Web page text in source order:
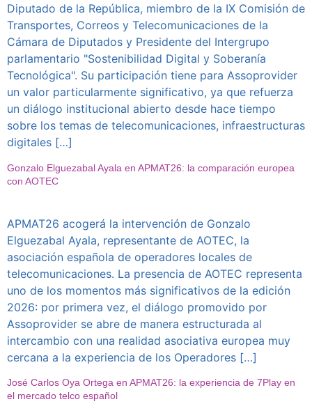
Diputado de la República, miembro de la IX Comisión de
Transportes, Correos y Telecomunicaciones de la
Cámara de Diputados y Presidente del Intergrupo
parlamentario "Sostenibilidad Digital y Soberanía
Tecnológica". Su participación tiene para Assoprovider
un valor particularmente significativo, ya que refuerza
un diálogo institucional abierto desde hace tiempo
sobre los temas de telecomunicaciones, infraestructuras
digitales […]
Gonzalo Elguezabal Ayala en APMAT26: la comparación europea
con AOTEC
APMAT26 acogerá la intervención de Gonzalo
Elguezabal Ayala, representante de AOTEC, la
asociación española de operadores locales de
telecomunicaciones. La presencia de AOTEC representa
uno de los momentos más significativos de la edición
2026: por primera vez, el diálogo promovido por
Assoprovider se abre de manera estructurada al
intercambio con una realidad asociativa europea muy
cercana a la experiencia de los Operadores […]
José Carlos Oya Ortega en APMAT26: la experiencia de 7Play en
el mercado telco español